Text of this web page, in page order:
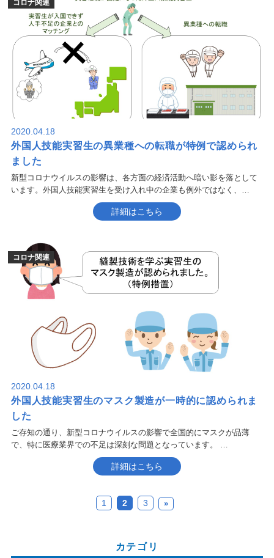
2020.04.18
外国人技能実習生の異業種への転職が特例で認められ
ました
新型コロナウイルスの影響は、各方面の経済活動へ暗い影を落として
います。外国人技能実習生を受け入れ中の企業も例外ではなく、…
詳細はこちら
コロナ関連
2020.04.18
外国人技能実習生のマスク製造が一時的に認められま
した
ご存知の通り、新型コロナウイルスの影響で全国的にマスクが品薄
で、特に医療業界での不足は深刻な問題となっています。 …
詳細はこちら
コロナ関連
1 2 3 »
カテゴリ